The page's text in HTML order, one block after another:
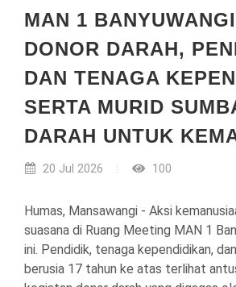
MAN 1
DONOR DARAH,
DAN TENAGA
SERTA MURID
DARAH UNTUK
20 Jul 2026 100
Humas, Mansawangi - Aksi
suasana di Ruang Meeting MAN 1
ini. Pendidik, tenaga kependidikan,
berusia 17 tahun ke atas terlihat